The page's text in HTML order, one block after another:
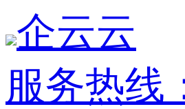
企云云
服务热线